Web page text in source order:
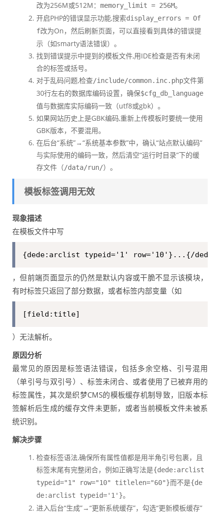
改为256M或512M： memory_limit = 256M。
开启PHP的错误显示功能,搜索display_errors = Of
f改为On，然后刷新页面，可以直接看到具体的错误提
示（如smarty语法错误）。
找到错误提示中提到的模板文件,用IDE检查是否有未闭
合的标签或括号。
对于乱码问题,检查/include/common.inc.php文件第
30行左右的数据库编码设置，确保$cfg_db_language
值与数据库实际编码一致（utf8或gbk）。
如果网站历史上是GBK编码,重新上传模板时要统一使用
GBK版本，不要混用。
在后台“系统”→“系统基本参数”中，确认“站点默认编码”
与实际使用的编码一致，然后清空“运行时目录”下的缓
存文件（/data/run/）。
模板标签调用无效
现象描述
在模板文件中写
{dede:arclist typeid='1' row='10'}...{/
，但前端页面显示的仍然是默认内容或干脆不显示该模块，
有时标签只返回了部分数据，或者标签内部变量（如
[field:title]
）无法解析。
原因分析
最常见的原因是标签语法错误，包括多余空格、引号混用
（单引号与双引号）、标签未闭合、或者使用了已被弃用的
标签属性，其次是织梦CMS的模板缓存机制导致，旧版本标
签解析后生成的缓存文件未更新，或者当前模板文件未被系
统识别。
解决步骤
检查标签语法,确保所有属性值都是用半角引号包裹，且
标签末尾有完整闭合，例如正确写法是{dede:arclist
typeid="1" row="10" titlelen="60"}而不是{de
de:arclist typeid='1'}。
进入后台“生成”→“更新系统缓存”，勾选“更新模板缓存”